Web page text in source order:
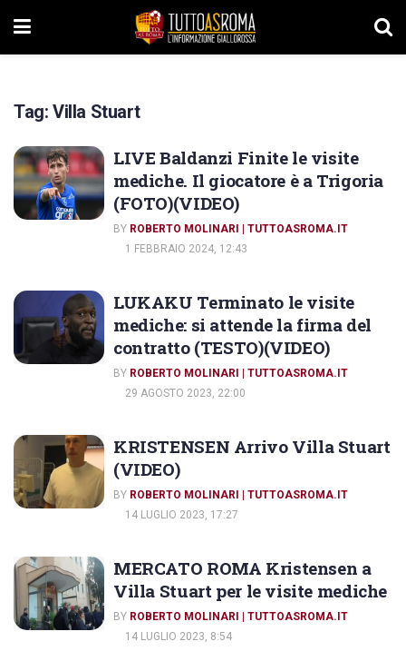
Tag: Villa Stuart
LIVE Baldanzi Finite le visite
mediche. Il giocatore è a Trigoria
(FOTO)(VIDEO)
BY ROBERTO MOLINARI | TUTTOASROMA.IT
1 FEBBRAIO 2024, 12:43
LUKAKU Terminato le visite
mediche: si attende la firma del
contratto (TESTO)(VIDEO)
BY ROBERTO MOLINARI | TUTTOASROMA.IT
29 AGOSTO 2023, 22:00
KRISTENSEN Arrivo Villa Stuart
(VIDEO)
BY ROBERTO MOLINARI | TUTTOASROMA.IT
14 LUGLIO 2023, 17:27
MERCATO ROMA Kristensen a
Villa Stuart per le visite mediche
BY ROBERTO MOLINARI | TUTTOASROMA.IT
14 LUGLIO 2023, 8:54